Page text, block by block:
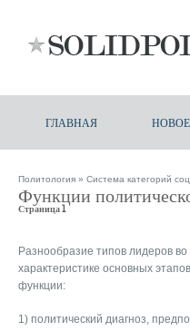
ГЛАВНАЯ НОВОЕ
Политология » Система категорий
Функции
Страница 1
Разнообразие типов лидеров
характеристике основных
функции:
1) политический диагноз,